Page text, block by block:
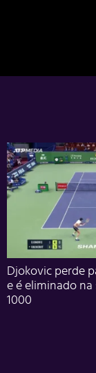
Djokovic perde
e é eliminado
1000